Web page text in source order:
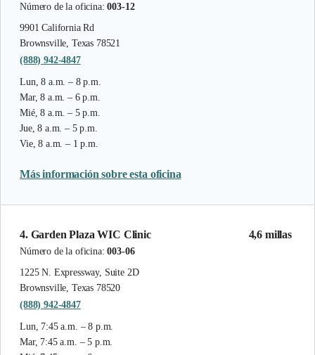
Número de la oficina:003-12
9901 California Rd
Brownsville, Texas 78521
(888) 942-4847
Lun, 8 a.m. – 8 p.m.
Mar, 8 a.m. – 6 p.m.
Mié, 8 a.m. – 5 p.m.
Jue, 8 a.m. – 5 p.m.
Vie, 8 a.m. – 1 p.m.
Más información sobre esta oficina
4,6 millas
4. Garden Plaza WIC Clinic
Número de la oficina:003-06
1225 N. Expressway, Suite 2D
Brownsville, Texas 78520
(888) 942-4847
Lun, 7:45 a.m. – 8 p.m.
Mar, 7:45 a.m. – 5 p.m.